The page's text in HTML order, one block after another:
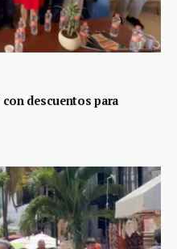
con descuentos para